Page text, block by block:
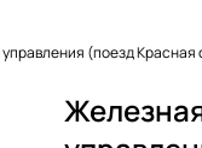
(поезд Красная